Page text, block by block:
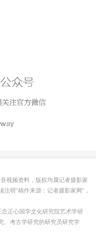
视频资料，版权均属记者摄影家
注明"稿件来源：记者摄影家网"，
正心国学文化研究院艺术学研
、考古学研究的研究员研究学